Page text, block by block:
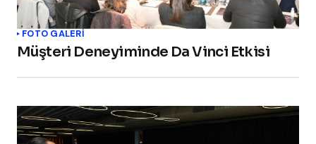
FOTO GALERİ
Müşteri Deneyiminde Da Vinci Etkisi